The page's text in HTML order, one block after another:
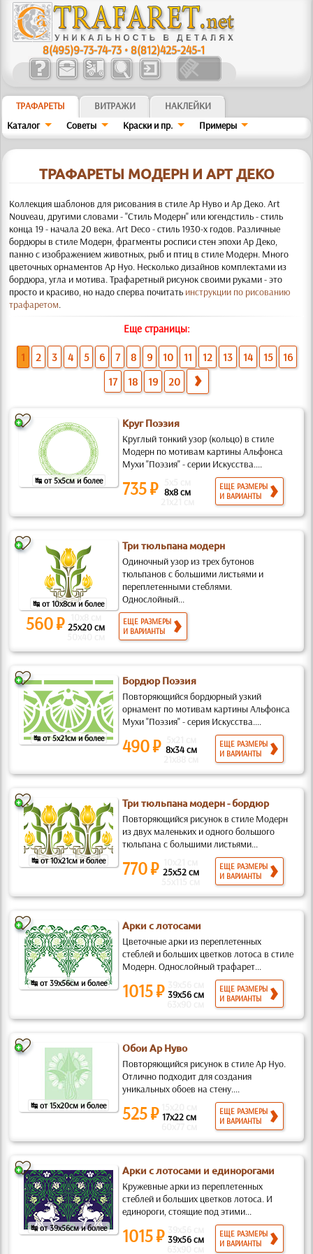
8(495)9-73-74-73 •8(812)425-245-1
ТРАФАРЕТЫ ВИТРАЖИ
НАКЛЕЙКИ
Каталог
Советы Краски и пр. Примеры
ТРАФАРЕТЫ МОДЕРН И АРТ ДЕКО
Коллекция шаблонов для рисования в стиле Ар Нуво и Ар Деко. Art
Nouveau, другими словами - "Стиль Модерн" или югендстиль - стиль
конца 19 - начала 20 века. Art Deco - стиль 1930-х годов. Различные
бордюры в стиле Модерн, фрагменты росписи стен эпохи Ар Деко,
панно с изображением животных, рыб и птиц в стиле Модерн. Много
цветочных орнаментов Ар Нуо. Несколько дизайнов комплектами из
бордюра, угла и мотива. Трафаретный рисунок своими руками - это
просто и красиво, но надо сперва почитать инструкции по рисованию
трафаретом.
Еще страницы:
1 2 3 4 5 6 7 8 9 10 11 12 13 14 15
16
17
18 19 20
↹ от 5x5см и более
Круг Поэзия
Круглый тонкий узор (кольцо) в стиле
Модерн по мотивам картины Альфонса
Мухи "Поэзия" - серии Искусства....
735 ₽ 8x8 см
ЕЩЕ РАЗМЕРЫ
И ВАРИАНТЫ
↹ от 10x8см и более
Три тюльпана модерн
Одиночный узор из трех бутонов
тюльпанов с большими листьями и
переплетенными стеблями.
Однослойный...
560 ₽ 25x20 см
ЕЩЕ РАЗМЕРЫ
И ВАРИАНТЫ
↹ от 5x21см и более
Бордюр Поэзия
Повторяющийся бордюрный узкий
орнамент по мотивам картины Альфонса
Мухи "Поэзия" - серия Искусства....
490 ₽ 8x34 см
ЕЩЕ РАЗМЕРЫ
И ВАРИАНТЫ
↹ от 10x21см и более
Три тюльпана модерн - бордюр
Повторяющийся рисунок в стиле Модерн
из двух маленьких и одного большого
тюльпана с большими листьями...
770 ₽ 25x52 см
ЕЩЕ РАЗМЕРЫ
И ВАРИАНТЫ
↹ от 39x56см и более
Арки с лотосами
Цветочные арки из переплетенных
стеблей и больших цветков лотоса в стиле
Модерн. Однослойный трафарет...
1015 ₽ 39x56 см
ЕЩЕ РАЗМЕРЫ
И ВАРИАНТЫ
↹ от 15x20см и более
Обои Ар Нуво
Повторяющийся рисунок в стиле Ар Нуо.
Отлично подходит для создания
уникальных обоев на стену....
525 ₽ 17x22 см
ЕЩЕ РАЗМЕРЫ
И ВАРИАНТЫ
↹ от 39x56см и более
Арки с лотосами и единорогами
Кружевные арки из переплетенных
стеблей и больших цветков лотоса. И
единороги, стоящие под этими...
1015 ₽ 39x56 см
ЕЩЕ РАЗМЕРЫ
И ВАРИАНТЫ